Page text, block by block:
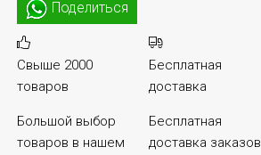
Поделиться
Свыше 2000
товаров
Большой выбор
товаров в нашем
Бесплатная
доставка
Бесплатная
доставка заказов